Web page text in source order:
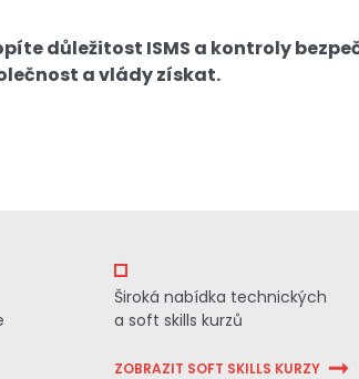
důležitost ISMS a kontroly
a vlády získat.
Široká nabídka technických
a soft skills kurzů
ZOBRAZIT SOFT SKILLS KURZY